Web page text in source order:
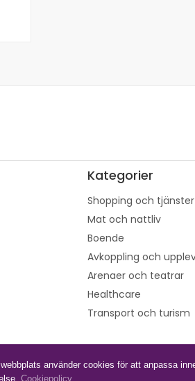
webbplats använder cookies för att anpassa
Cookiepolicy
Kategorier
Shopping och tjänster
Mat och nattliv
Boende
Avkoppling och
Arenaer och teatrar
Healthcare
Transport och turism